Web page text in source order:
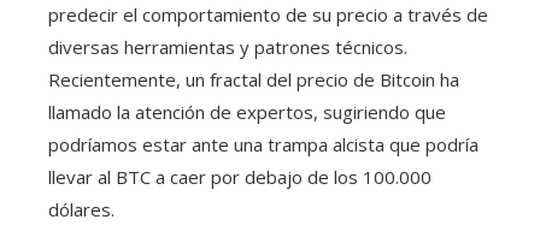
predecir el comportamiento de su precio a través de
diversas herramientas y patrones técnicos.
Recientemente, un fractal del precio de Bitcoin ha
llamado la atención de expertos, sugiriendo que
podríamos estar ante una trampa alcista que podría
llevar al BTC a caer por debajo de los 100.000
dólares.